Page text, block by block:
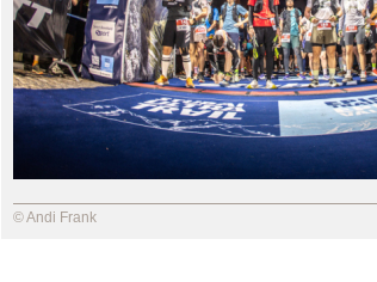
© Andi Frank